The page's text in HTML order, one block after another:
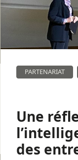
PARTENARIAT
Une
des